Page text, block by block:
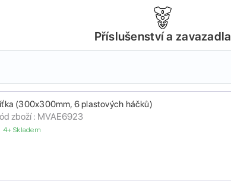
Příslušenství a zavazadla
(300x300mm, 6 plastových háčků)
zboží : MVAE6923
4+ Skladem